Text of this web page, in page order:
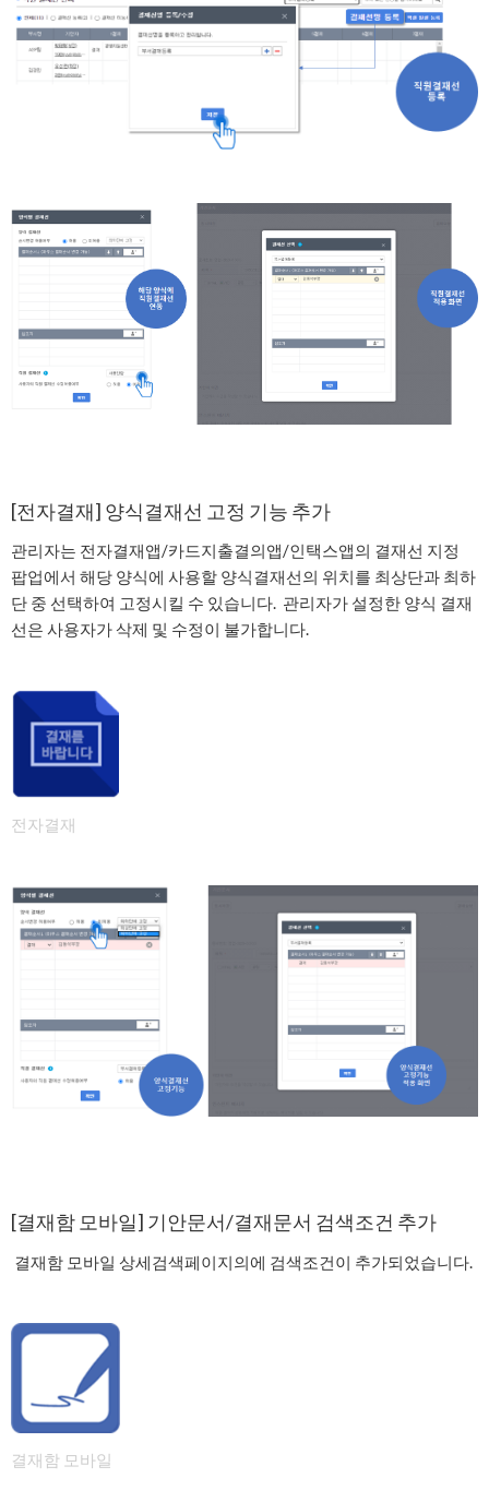
[전자결재] 양식결재선 고정 기능 추가
관리자는 전자결재앱/카드지출결의앱/인택스앱의 결재선 지정
팝업에서 해당 양식에 사용할 양식결재선의 위치를 최상단과 최하
단 중 선택하여 고정시킬 수 있습니다. 관리자가 설정한 양식 결재
선은 사용자가 삭제 및 수정이 불가합니다.
전자결재
[결재함 모바일] 기안문서/결재문서 검색조건 추가
결재함 모바일 상세검색페이지의에 검색조건이 추가되었습니다.
결재함 모바일